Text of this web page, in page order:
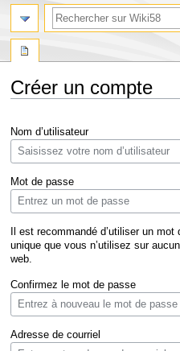
Créer un compte
à
navigation
à
recherche
Nom d’utilisateur
Mot de passe
Il est recommandé d’utiliser un mot
unique que vous n’utilisez sur
web.
Confirmez le mot de passe
Adresse de courriel